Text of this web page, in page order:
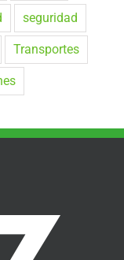
seguridad
Transportes